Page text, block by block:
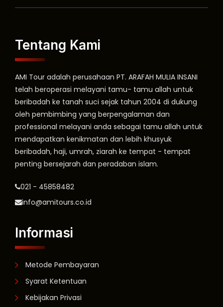
Tentang Kami
AMI Tour adalah perusahaan PT. ARAFAH MULIA INSANI
telah beroperasi melayani tamu- tamu allah untuk
beribadah ke tanah suci sejak tahun 2004 di dukung
oleh pembimbing yang berpengalaman dan
professional melayani anda sebagai tamu allah untuk
mendapatkan kenikmatan dan lebih khusyuk
beribadah, haji, umrah, ziarah ke tempat - tempat
penting bersejarah dan peradaban islam.
021 - 45858482
info@amitours.co.id
Informasi
Metode Pembayaran
Syarat Ketentuan
Kebijakan Privasi